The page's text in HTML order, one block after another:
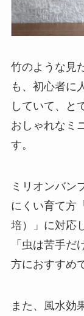
竹のような見
も、初心者に
していて、と
おしゃれなミ
す。
ミリオンバン
にくい育て方
培）」に対応
「虫は苦手だ
方におすすめ
また、風水効